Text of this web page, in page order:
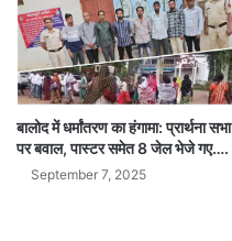
बालोद में धर्मांतरण का हंगामा: प्रार्थना सभा
पर बवाल, पास्टर समेत 8 जेल भेजे गए….
September 7, 2025